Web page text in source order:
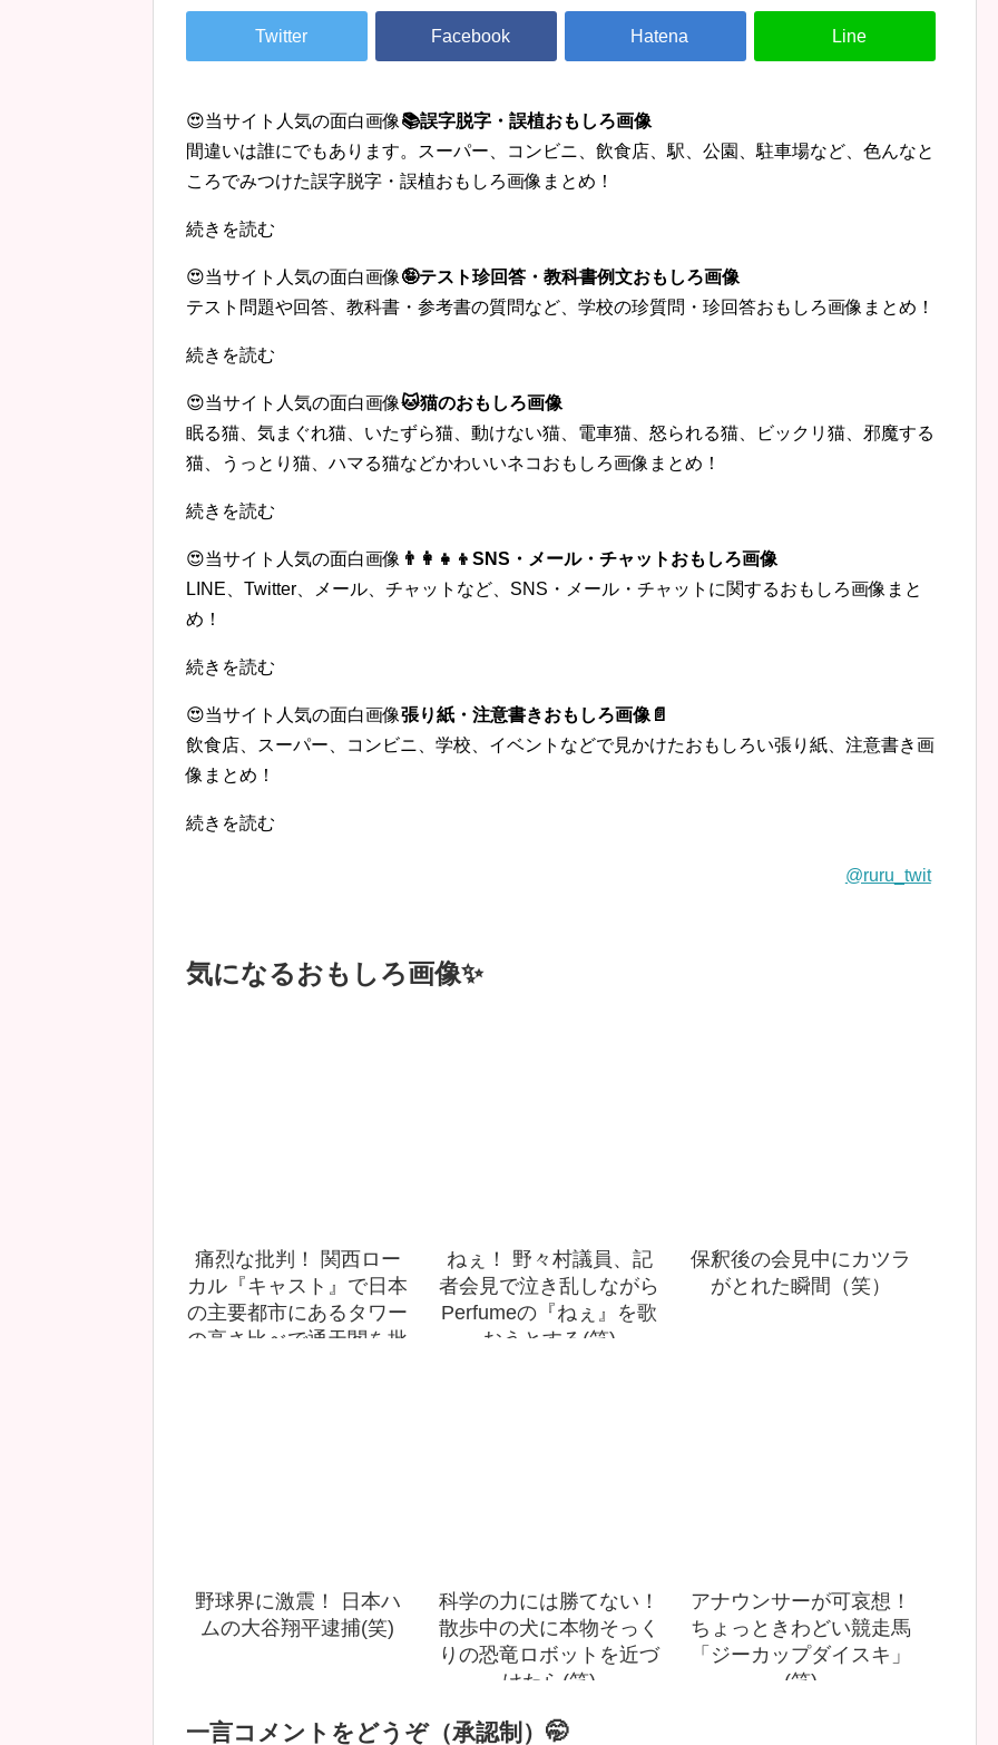
😍当サイト人気の面白画像📚誤字脱字・誤植おもしろ画像
間違いは誰にでもあります。スーパー、コンビニ、飲食店、駅、公園、駐車場など、色んなと
ころでみつけた誤字脱字・誤植おもしろ画像まとめ！
続きを読む
😍当サイト人気の面白画像🤪テスト珍回答・教科書例文おもしろ画像
テスト問題や回答、教科書・参考書の質問など、学校の珍質問・珍回答おもしろ画像まとめ！
続きを読む
😍当サイト人気の面白画像🐱猫のおもしろ画像
眠る猫、気まぐれ猫、いたずら猫、動けない猫、電車猫、怒られる猫、ビックリ猫、邪魔する
猫、うっとり猫、ハマる猫などかわいいネコおもしろ画像まとめ！
続きを読む
😍当サイト人気の面白画像 👨‍👩‍👧‍👦SNS・メール・チャットおもしろ画像
LINE、Twitter、メール、チャットなど、SNS・メール・チャットに関するおもしろ画像まと
め！
続きを読む
😍当サイト人気の面白画像張り紙・注意書きおもしろ画像📄
飲食店、スーパー、コンビニ、学校、イベントなどで見かけたおもしろい張り紙、注意書き画
像まとめ！
続きを読む
@ruru_twit
気になるおもしろ画像✨
痛烈な批判！ 関西ロー
カル『キャスト』で日本
の主要都市にあるタワー
の高さ比べで通天閣を批
ねぇ！ 野々村議員、記
者会見で泣き乱しながら
Perfumeの『ねぇ』を歌
おうとする(笑)
保釈後の会見中にカツラ
がとれた瞬間（笑）
野球界に激震！ 日本ハ
ムの大谷翔平逮捕(笑)
科学の力には勝てない！
散歩中の犬に本物そっく
りの恐竜ロボットを近づ
けたら(笑)
アナウンサーが可哀想！
ちょっときわどい競走馬
「ジーカップダイスキ」
(笑)
一言コメントをどうぞ（承認制）🤭